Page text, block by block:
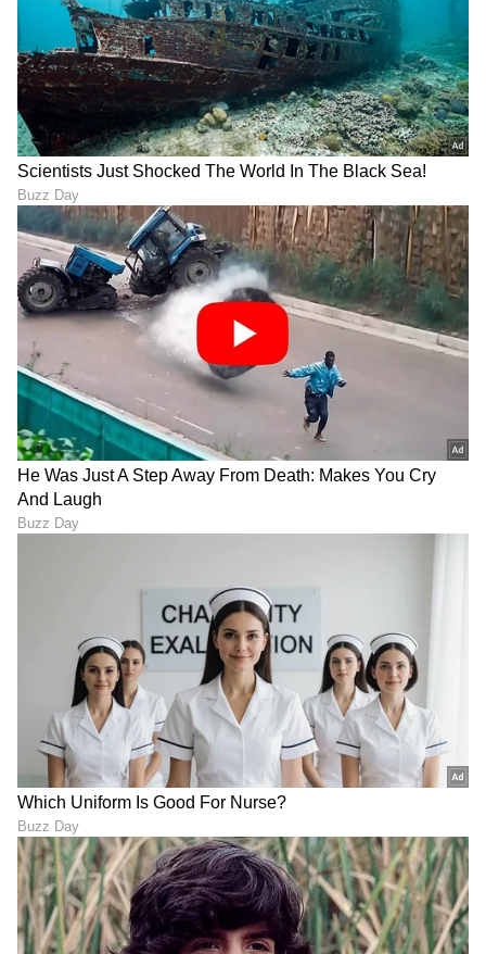
"ರಾಜಕೀಯ ಬೇಡ, ಸಿನಿಮಾನೇ ಪ್ರಾಣ":
ಕನಕೋತ್ಸವದಲ್ಲಿ ರಿಷಬ್ ಶೆಟ್ಟಿ | Rishab
Shetty speech | Suvarna News
ಶೇ.50 ರಿಂದ ಶೇ.18 ಕ್ಕೆ TAX ಇಳಿಕೆ: ಮೋದಿ-
ಟ್ರಂಪ್ ಐತಿಹಾಸಿಕ ಒಪ್ಪಂದ | India US
Trade Deal | Party Rounds